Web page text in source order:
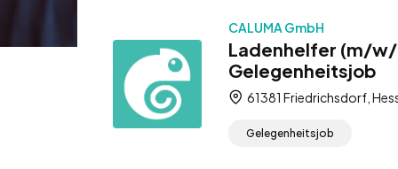
CALUMA GmbH
Ladenhelfer (m/
Gelegenheitsjob
61381 Friedrichsdorf,
Gelegenheitsjob